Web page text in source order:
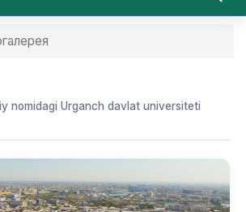
nomidagi Urganch davlat universiteti